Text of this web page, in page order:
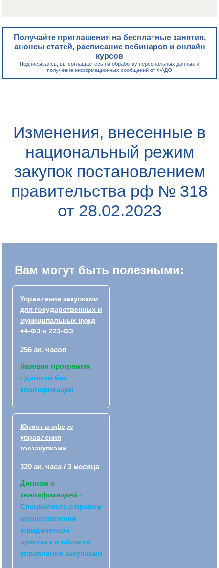
Получайте приглашения на бесплатные занятия,
анонсы статей, расписание вебинаров и онлайн
курсов
Подписываясь, вы соглашаетесь на обработку персональных данных и
получение информационных сообщений от ФАДО
Изменения, внесенные в
национальный режим
закупок постановлением
правительства рф № 318
от 28.02.2023
Вам могут быть полезными:
Управление закупками
для государственных и
муниципальных нужд
44-ФЗ и 223-ФЗ
256 ак. часов
базовая программа
- диплом без
квалификации
Юрист в сфере
управления
госзакупками
320 ак. часа / 3 месяца
Диплом с
квалификацией -
Специалиста с правом
осуществления
юридической
практики в области
управления закупками